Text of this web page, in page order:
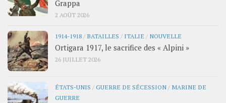
Grappa
2 AOÛT 2026
1914-1918 / BATAILLES / ITALIE / NOUVELLE
Ortigara 1917, le sacrifice des « Alpini »
26 JUILLET 2026
ÉTATS-UNIS /GUERRE DE SÉCESSION / MARINE DE
GUERRE